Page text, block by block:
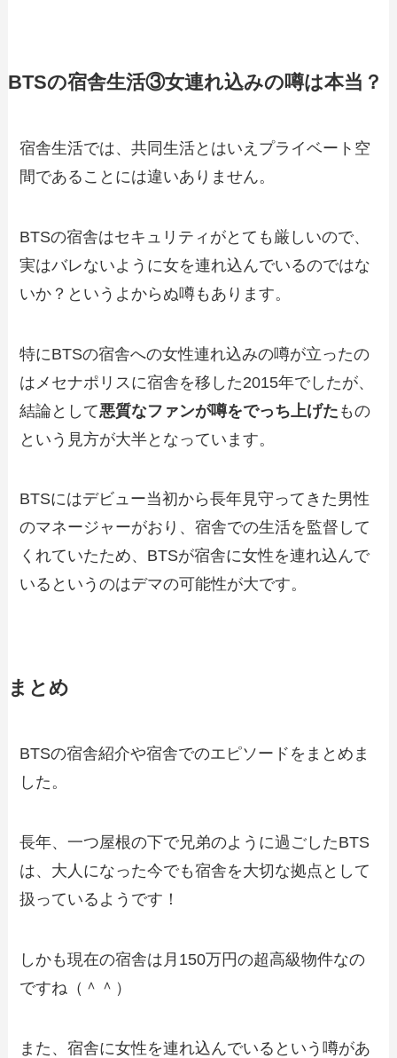
BTSの宿舎生活③女連れ込みの噂は本当？
宿舎生活では、共同生活とはいえプライベート空
間であることには違いありません。
BTSの宿舎はセキュリティがとても厳しいので、
実はバレないように女を連れ込んでいるのではな
いか？というよからぬ噂もあります。
特にBTSの宿舎への女性連れ込みの噂が立ったの
はメセナポリスに宿舎を移した2015年でしたが、
結論として悪質なファンが噂をでっち上げた もの
という見方が大半となっています。
BTSにはデビュー当初から長年見守ってきた男性
のマネージャーがおり、宿舎での生活を監督して
くれていたため、BTSが宿舎に女性を連れ込んで
いるというのはデマの可能性が大です。
まとめ
BTSの宿舎紹介や宿舎でのエピソードをまとめま
した。
長年、一つ屋根の下で兄弟のように過ごしたBTS
は、大人になった今でも宿舎を大切な拠点として
扱っているようです！
しかも現在の宿舎は月150万円の超高級物件なの
ですね（＾＾）
また、宿舎に女性を連れ込んでいるという噂があ